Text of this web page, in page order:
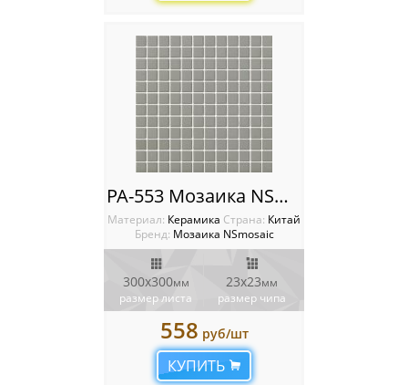
Мозаика Tonomosaic
Мозаика Опера Декора
PA-553 Мозаика NSmosaic
Материал: Керамика Cтрана: Китай
Бренд: Мозаика NSmosaic
300x300мм
размер листа
23x23мм
размер чипа
558 руб/шт
КУПИТЬ